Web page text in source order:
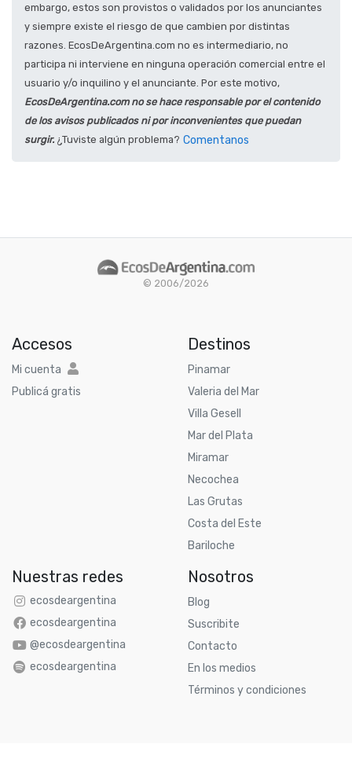
embargo, estos son provistos o validados por los anunciantes
y siempre existe el riesgo de que cambien por distintas
razones. EcosDeArgentina.com no es intermediario, no
participa ni interviene en ninguna operación comercial entre el
usuario y/o inquilino y el anunciante. Por este motivo,
EcosDeArgentina.com no se hace responsable por el contenido
de los avisos publicados ni por inconvenientes que puedan
surgir. ¿Tuviste algún problema? Comentanos
© 2006/2026
Accesos
Mi cuenta
Publicá gratis
Destinos
Pinamar
Valeria del Mar
Villa Gesell
Mar del Plata
Miramar
Necochea
Las Grutas
Costa del Este
Bariloche
Nuestras redes
ecosdeargentina
ecosdeargentina
@ecosdeargentina
ecosdeargentina
Nosotros
Blog
Suscribite
Contacto
En los medios
Términos y condiciones